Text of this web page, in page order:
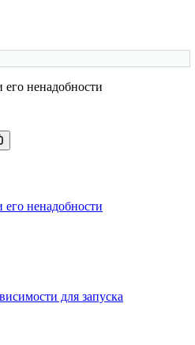
его ненадобности
его ненадобности
для запуска